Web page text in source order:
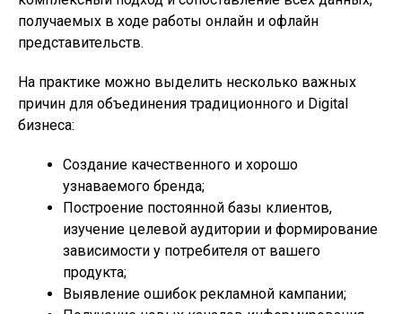
получаемых в ходе работы онлайн и офлайн
представительств.
На практике можно выделить несколько важных
причин для объединения традиционного и Digital
бизнеса:
Создание качественного и хорошо
узнаваемого бренда;
Построение постоянной базы клиентов,
изучение целевой аудитории и формирование
зависимости у потребителя от вашего
продукта;
Выявление ошибок рекламной кампании;